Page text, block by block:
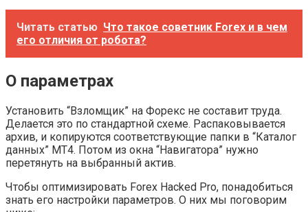
Читать статью Что такое советник Forex и в чем
его отличия от робота?
О параметрах
Установить “Взломщик” на Форекс не составит труда.
Делается это по стандартной схеме. Распаковывается
архив, и копируются соответствующие папки в “Каталог
данных” МТ4. Потом из окна “Навигатора” нужно
перетянуть на выбранный актив.
Чтобы оптимизировать Forex Hacked Pro, понадобиться
знать его настройки параметров. О них мы поговорим